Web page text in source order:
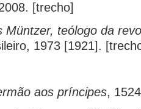
[trecho]
Müntzer, teólogo da
1973 [1921].
aos príncipes,